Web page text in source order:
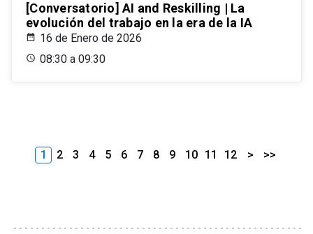
[Conversatorio] AI and Reskilling | La
evolución del trabajo en la era de la IA
16 de Enero de 2026
08:30 a 09:30
1 2 3 4 5 6 7 8 9 10 11 12 > >>